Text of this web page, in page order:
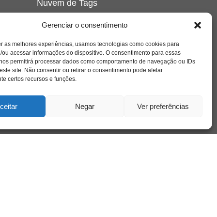
Gerenciar o consentimento
as melhores experiências, usamos tecnologias como cookies para
ou acessar informações do dispositivo. O consentimento para essas
permitirá processar dados como comportamento de navegação ou IDs
site. Não consentir ou retirar o consentimento pode afetar
certos recursos e funções.
Negar Ver preferências
Nuvem de Tags
crianca cuidado cultura depressao
educação família filme
freud infância insight jung liberdade livro
loucura luto maternidade
psicologia relato